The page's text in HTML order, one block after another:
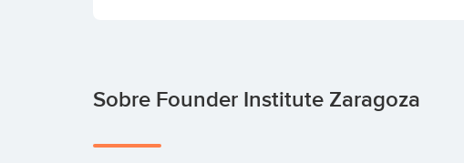
Sobre Founder Institute Zaragoza